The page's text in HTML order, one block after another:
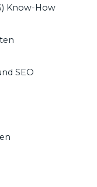
Know-How
SEO